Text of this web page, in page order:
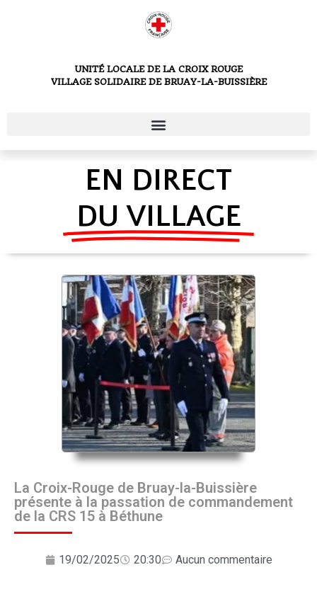
UNITÉ LOCALE DE LA CROIX ROUGE
VILLAGE SOLIDAIRE DE BRUAY-LA-BUISSIÈRE
EN DIRECT
DU VILLAGE
La Croix-Rouge de Bruay-la-Buissière
présente à la passation de commandement
de la CRS 15 à Béthune
19/02/2025 20:30 Aucun commentaire